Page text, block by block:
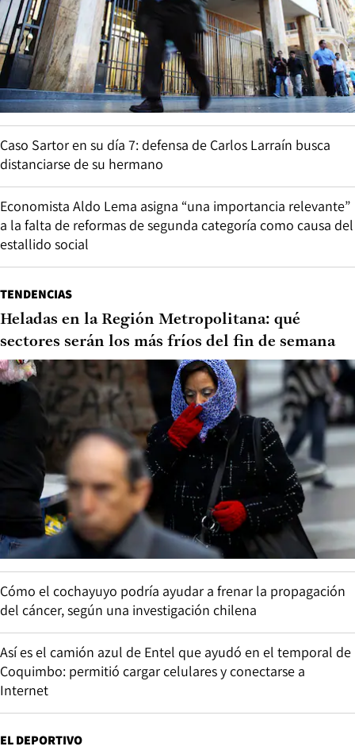
Caso Sartor en su día 7: defensa de Carlos Larraín busca
distanciarse de su hermano
Economista Aldo Lema asigna “una importancia relevante”
a la falta de reformas de segunda categoría como causa del
estallido social
TENDENCIAS
Heladas en la Región Metropolitana: qué
sectores serán los más fríos del fin de semana
Cómo el cochayuyo podría ayudar a frenar la propagación
del cáncer, según una investigación chilena
Así es el camión azul de Entel que ayudó en el temporal de
Coquimbo: permitió cargar celulares y conectarse a
Internet
EL DEPORTIVO